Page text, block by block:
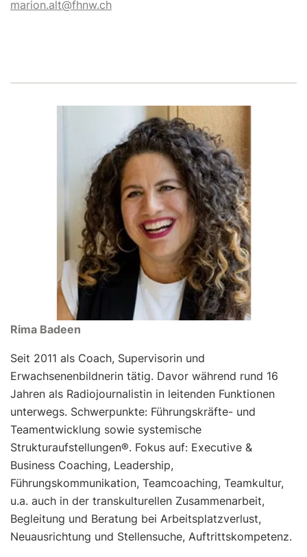
marion.alt@fhnw.ch
Rima Badeen
Seit 2011 als Coach, Supervisorin und
Erwachsenenbildnerin tätig. Davor während rund 16
Jahren als Radiojournalistin in leitenden Funktionen
unterwegs. Schwerpunkte: Führungskräfte- und
Teamentwicklung sowie systemische
Strukturaufstellungen®. Fokus auf: Executive &
Business Coaching, Leadership,
Führungskommunikation, Teamcoaching, Teamkultur,
u.a. auch in der transkulturellen Zusammenarbeit,
Begleitung und Beratung bei Arbeitsplatzverlust,
Neuausrichtung und Stellensuche, Auftrittskompetenz.